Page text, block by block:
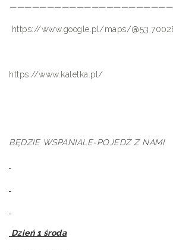
https://www.google.pl/maps/
https://www.kaletka.pl/
BĘDZIE WSPANIALE-POJEDŻ Z NAMI
Dzień 1 środa